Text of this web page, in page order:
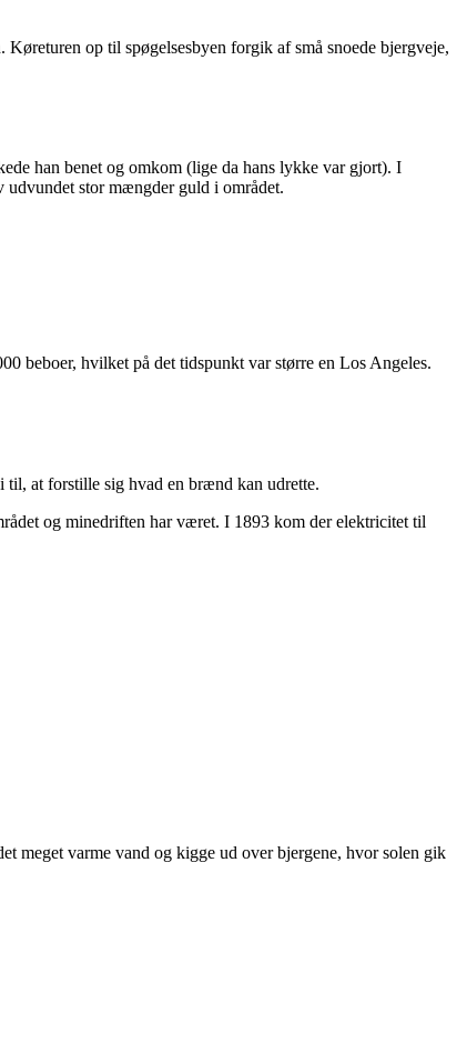
op til spøgelsesbyen forgik af små snoede bjergveje,
han benet og omkom (lige da hans lykke var gjort). I
udvundet stor mængder guld i området.
beboer, hvilket på det tidspunkt var større en Los Angeles.
at forstille sig hvad en brænd kan udrette.
og minedriften har været. I 1893 kom der elektricitet til
meget varme vand og kigge ud over bjergene, hvor solen gik